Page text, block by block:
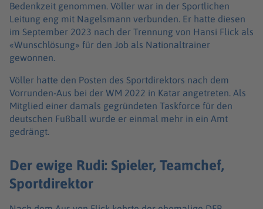
Bedenkzeit genommen. Völler war in der Sportlichen
Leitung eng mit Nagelsmann verbunden. Er hatte diesen
im September 2023 nach der Trennung von Hansi Flick als
«Wunschlösung» für den Job als Nationaltrainer
gewonnen.
Völler hatte den Posten des Sportdirektors nach dem
Vorrunden-Aus bei der WM 2022 in Katar angetreten. Als
Mitglied einer damals gegründeten Taskforce für den
deutschen Fußball wurde er einmal mehr in ein Amt
gedrängt.
Der ewige Rudi: Spieler, Teamchef,
Sportdirektor